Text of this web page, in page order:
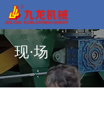
首
页
们
方
现·场